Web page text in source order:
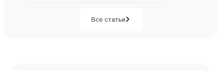
Все статьи